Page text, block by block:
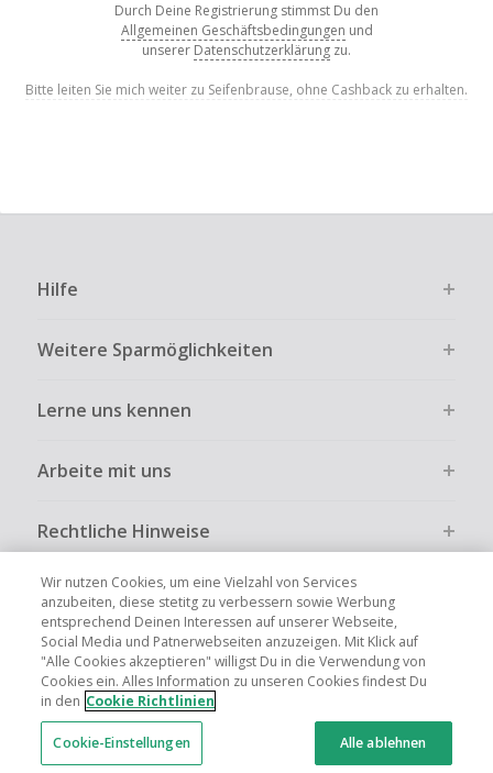
Durch Deine Registrierung stimmst Du den
Allgemeinen Geschäftsbedingungen und
unserer Datenschutzerklärung zu.
Bitte leiten Sie mich weiter zu Seifenbrause, ohne Cashback zu erhalten.
Hilfe
Weitere Sparmöglichkeiten
Lerne uns kennen
Arbeite mit uns
Rechtliche Hinweise
Globale Websites UK US CN JP FR AU IT
Wir nutzen Cookies, um eine Vielzahl von Services
anzubeiten, diese stetitg zu verbessern sowie Werbung
entsprechend Deinen Interessen auf unserer Webseite,
Social Media und Patnerwebseiten anzuzeigen. Mit Klick auf
"Alle Cookies akzeptieren" willigst Du in die Verwendung von
Cookies ein. Alles Information zu unseren Cookies findest Du
in den Cookie Richtlinien
Cookie-Einstellungen Alle ablehnen